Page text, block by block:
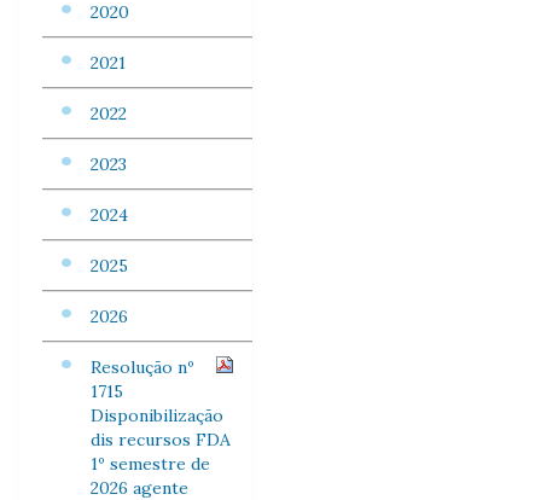
2020
2021
2022
2023
2024
2025
2026
Resolução nº
1715
Disponibilização
dis recursos FDA
1º semestre de
2026 agente